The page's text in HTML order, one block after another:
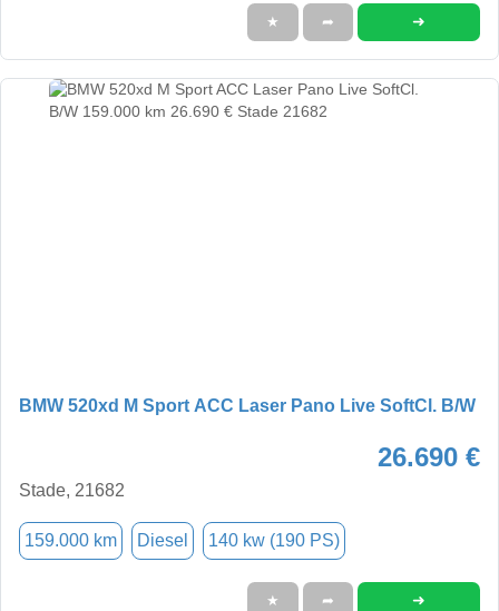
★ ➦ ➜
BMW 520xd M Sport ACC Laser Pano Live SoftCl. B/W
26.690 €
Stade, 21682
159.000 km Diesel 140 kw (190 PS)
★ ➦ ➜